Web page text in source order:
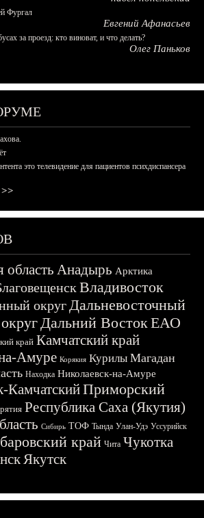
Фургал
Евгений Афанасьев
за проезд: кто виноват, и что делать?
Олег Паньков
это телевидение для пациентов психдиспансера
область Анадырь Арктика
Владивосток
округДальневосточный
Дальний ВостокЕАО
край Камчатский край
Амуре Корякия Курилы Магадан
Находка Николаевск-на-Амуре
КамчатскийПриморский
Республика Саха (Якутия)
Сибирь ТОФ Тында Улан-Удэ Уссурийск
край Чита Чукотка
Якутск